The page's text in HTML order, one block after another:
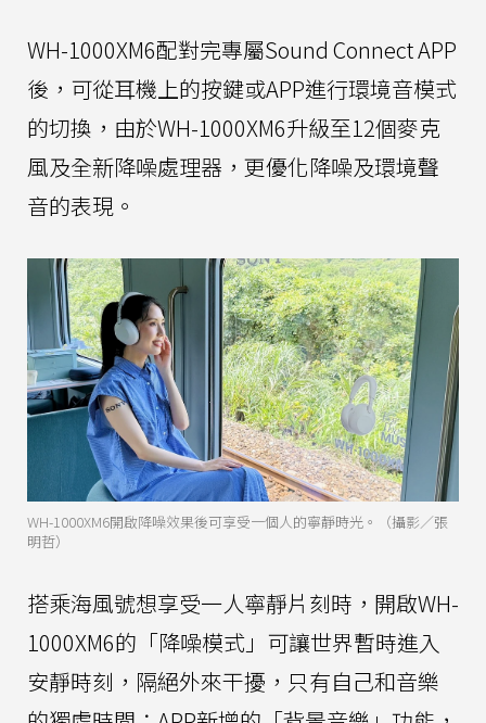
WH-1000XM6配對完專屬Sound Connect APP
後，可從耳機上的按鍵或APP進行環境音模式
的切換，由於WH-1000XM6升級至12個麥克
風及全新降噪處理器，更優化降噪及環境聲
音的表現。
WH-1000XM6開啟降噪效果後可享受一個人的寧靜時光。（攝影／張
明哲）
搭乘海風號想享受一人寧靜片刻時，開啟WH-
1000XM6的「降噪模式」可讓世界暫時進入
安靜時刻，隔絕外來干擾，只有自己和音樂